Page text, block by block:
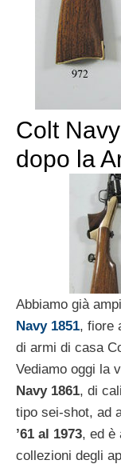
Colt
dopo la
Abbiamo già
Navy 1851, fiore
di armi di casa
Vediamo oggi la
Navy 1861, di
tipo sei-shot, ad
’61 al 1973, ed è
collezioni degli